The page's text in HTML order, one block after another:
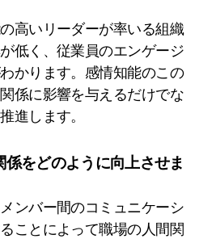
高いリーダーが率いる組織
低く、従業員のエンゲージ
かります。感情知能のこの
係に影響を与えるだけでな
進します。
をどのように向上させま
ンバー間のコミュニケーシ
ことによって職場の人間関